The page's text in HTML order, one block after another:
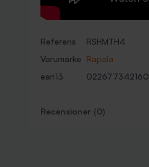
Referens
RSHMTH4
Varumärke Rapala
ean13
022677342160
Recensioner (0)